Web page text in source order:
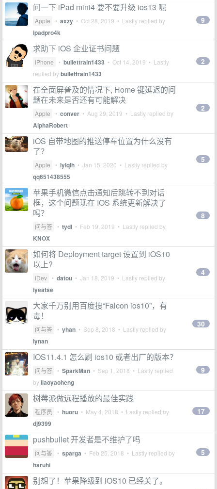
问一下 iPad mini4 要不要升级 ios13 呢
Apple • axzy • Oct 28, 2019 • Lastly replied by
ipadpro4k
9
求助下 iOS 企业证书问题
iPhone • bullettrain1433 • Oct 14, 2019 • Lastly
replied bybullettrain1433
2
在全面屏普及的情况下, Home 键延迟的问
题在未来是否还有可能解决
Apple • conver • Aug 29, 2019 • Lastly replied by
AlphaRobert
2
iOS 自带地图的推送停车位置为什么没有
了？
Apple • lylqlh • Jan 15, 2020 • Lastly replied by
qq651438555
5
苹果手机微信点击通知后跳转不到对话
框，这个问题现在 IOS 系统更新解决了
吗？
问与答 • tydl • Feb 19, 2019 • Lastly replied by
KNOX
8
如何将 Deployment target 设置到 iOS10
以上?
iDev • datou • Jan 18, 2019 • Lastly replied by
iyeatse
4
大家千万别用百度搜“Falcon ios10”，有
毒！
问与答 • yhan • Sep 8, 2018 • Lastly replied by
lynan
30
IOS11.4.1 怎么刷 ios10 或者出厂的版本？
问与答 • SparkMan • Sep 1, 2018 • Lastly replied
byliaoyaoheng
9
树莓派做远程播放的最佳实践
程序员 • huoru • May 4, 2018 • Lastly replied by
dj9399
17
pushbullet 开发者是不维护了吗
问与答 • sparga • Feb 25, 2018 • Lastly replied by
haruhi
5
别想了！苹果降级到 iOS10 已经关了。